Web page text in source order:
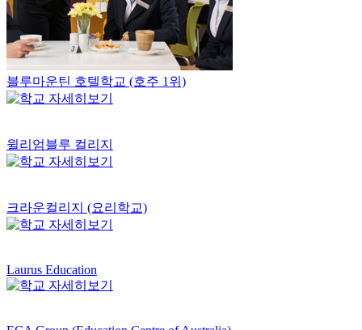
블루마운틴 호텔학교 (호주 1위)
윌리엄블루 컬리지
크라운컬리지 (요리학교)
Laurus Education